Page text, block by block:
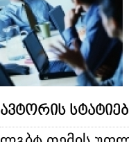
ავტორის